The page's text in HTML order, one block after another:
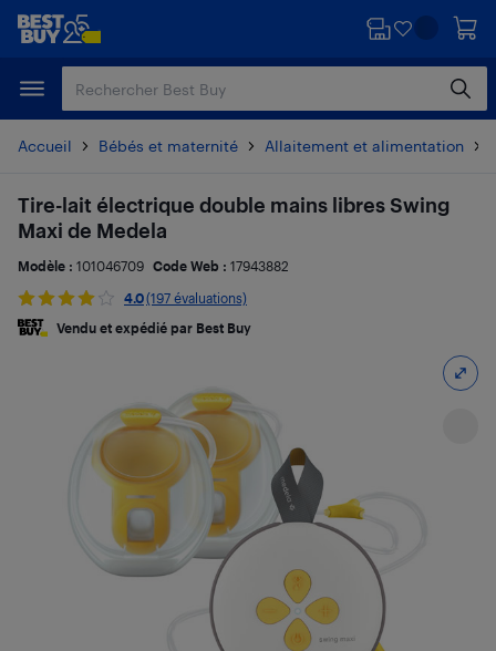
Passer
principal
Passer
Accueil Bébés et maternité Allaitement et alimentation
Tire-lait électrique double mains libres Swing
Maxi de Medela
Modèle : 101046709 Code Web : 17943882
4.0(197 évaluations)
Vendu et expédié par Best Buy